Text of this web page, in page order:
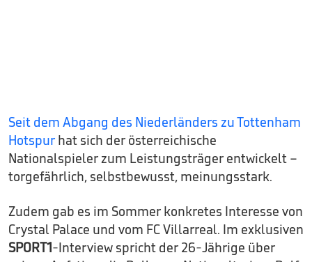
Seit dem Abgang des Niederländers zu Tottenham
Hotspur hat sich der österreichische
Nationalspieler zum Leistungsträger entwickelt –
torgefährlich, selbstbewusst, meinungsstark.
Zudem gab es im Sommer konkretes Interesse von
Crystal Palace und vom FC Villarreal. Im exklusiven
SPORT1-Interview spricht der 26-Jährige über